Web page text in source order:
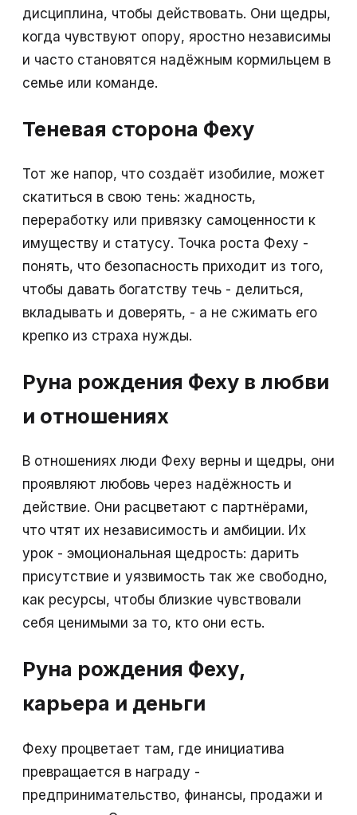
дисциплина, чтобы действовать. Они щедры,
когда чувствуют опору, яростно независимы
и часто становятся надёжным кормильцем в
семье или команде.
Теневая сторона Феху
Тот же напор, что создаёт изобилие, может
скатиться в свою тень: жадность,
переработку или привязку самоценности к
имуществу и статусу. Точка роста Феху -
понять, что безопасность приходит из того,
чтобы давать богатству течь - делиться,
вкладывать и доверять, - а не сжимать его
крепко из страха нужды.
Руна рождения Феху в любви
и отношениях
В отношениях люди Феху верны и щедры, они
проявляют любовь через надёжность и
действие. Они расцветают с партнёрами,
что чтят их независимость и амбиции. Их
урок - эмоциональная щедрость: дарить
присутствие и уязвимость так же свободно,
как ресурсы, чтобы близкие чувствовали
себя ценимыми за то, кто они есть.
Руна рождения Феху,
карьера и деньги
Феху процветает там, где инициатива
превращается в награду -
предпринимательство, финансы, продажи и